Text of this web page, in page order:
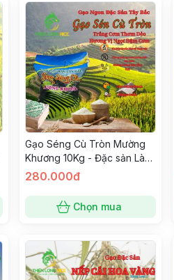
Gạo Séng Cù Tròn Mường
Khương 10Kg - Đặc sản Lào
Cai
280.000đ
Chọn mua